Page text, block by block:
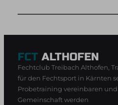
FCT ALTHOFEN
Fechtclub Treibach Althofen,
für den Fechtsport in Kärnten
Probetraining vereinbaren und
Gemeinschaft werden